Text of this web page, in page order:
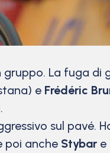
La fuga di
e Frédéric
sul pavé.
poi anche Stybar e